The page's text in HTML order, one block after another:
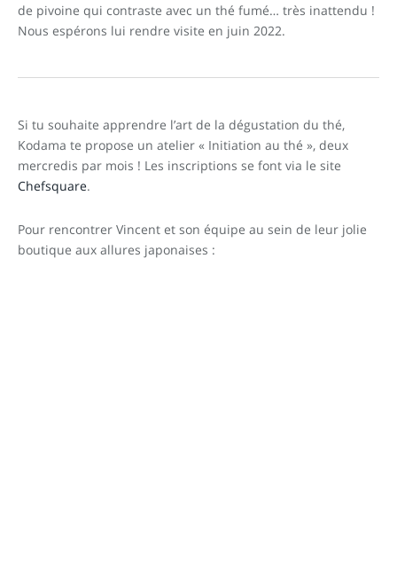
de pivoine qui contraste avec un thé fumé… très inattendu !
Nous espérons lui rendre visite en juin 2022.
Si tu souhaite apprendre l’art de la dégustation du thé,
Kodama te propose un atelier « Initiation au thé », deux
mercredis par mois ! Les inscriptions se font via le site
Chefsquare.
Pour rencontrer Vincent et son équipe au sein de leur jolie
boutique aux allures japonaises :